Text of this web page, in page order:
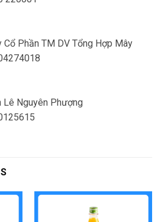
Cổ Phần TM DV Tổng Hợp Mây
Lê Nguyên Phượng